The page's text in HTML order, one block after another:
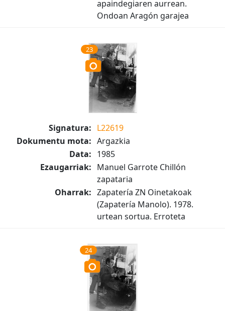
apaindegiaren aurrean.
Ondoan Aragón garajea
23
Signatura: L22619
Dokumentu mota: Argazkia
Data: 1985
Ezaugarriak: Manuel Garrote Chillón
zapataria
Oharrak: Zapatería ZN Oinetakoak
(Zapatería Manolo). 1978.
urtean sortua. Erroteta
24